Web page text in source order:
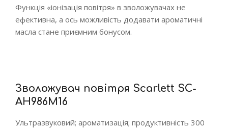
Функція «іонізація повітря» в зволожувачах не
ефективна, а ось можливість додавати ароматичні
масла стане приємним бонусом.
Зволожувач повітря Scarlett SC-
AH986M16
Ультразвуковий; ароматизація; продуктивність 300